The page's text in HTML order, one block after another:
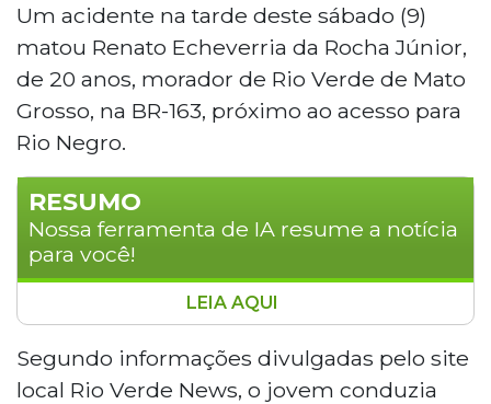
Um acidente na tarde deste sábado (9)
matou Renato Echeverria da Rocha Júnior,
de 20 anos, morador de Rio Verde de Mato
Grosso, na BR-163, próximo ao acesso para
Rio Negro.
RESUMO
Nossa ferramenta de IA resume a notícia
para você!
Jovem de 20 anos morreu após acidente
na BR-163, próximo ao acesso para Rio
Negro, no Mato Grosso do Sul. Renato
LEIA AQUI
Segundo informações divulgadas pelo site
local Rio Verde News, o jovem conduzia